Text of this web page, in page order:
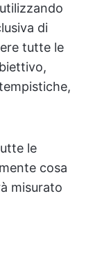
di
tutte le
le
cosa
misurato